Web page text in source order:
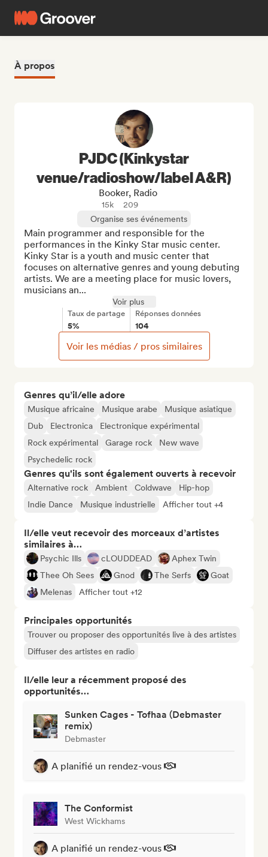
À propos
Genres qu’il/elle adore
Musique africaine Musique arabe
Musique asiatique
Dub
Electronica
Electronique expérimental
Rock expérimental
Garage rock
New wave
Psychedelic rock
Genres qu'ils sont également ouverts à recevoir
Alternative rock Ambient Coldwave
Hip-hop
Indie Dance
Musique industrielle Afficher tout +4
Il/elle veut recevoir des morceaux d’artistes
similaires à…
Psychic Ills cLOUDDEAD
Aphex Twin
Thee Oh Sees
Gnod The Serfs
Goat
Melenas
Afficher tout +12
Principales opportunités
Trouver ou proposer des opportunités live à des artistes
Diffuser des artistes en radio
Il/elle leur a récemment proposé des
opportunités…
Sunken Cages - Tofhaa (Debmaster
remix)
Debmaster
A planifié un rendez-vous
The Conformist
West Wickhams
A planifié un rendez-vous
PJDC (Kinkystar
venue/radioshow/label A&R)
Booker, Radio
15k
209
Organise ses événements
Main programmer and responsible for the
performances in the Kinky Star music center.
Kinky Star is a youth and music center that
focuses on alternative genres and young debuting
artists. We are a meeting place for music lovers,
musicians an...
Voir plus
Taux de partage
5%
Réponses données
104
Voir les médias / pros similaires